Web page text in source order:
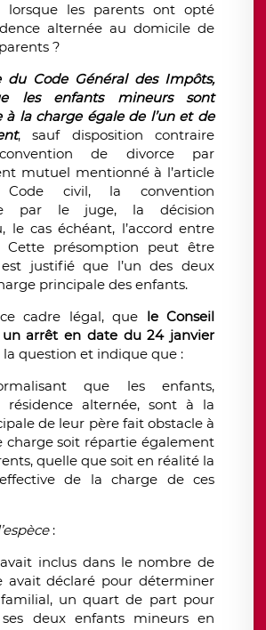
lorsque les parents ont opté
alternée au domicile de
?
du Code Général des Impôts,
les enfants mineurs sont
à la charge égale de l’un et de
, sauf disposition contraire
de divorce par
mutuel mentionné à l’article
civil, la convention
par le juge, la décision
le cas échéant, l’accord entre
Cette présomption peut être
est justifié que l’un des deux
principale des enfants.
cadre légal, que le Conseil
un arrêt en date du 24 janvier
la question et indique que :
que les enfants,
résidence alternée, sont à la
de leur père fait obstacle à
charge soit répartie également
quelle que soit en réalité la
de la charge de ces
:
inclus dans le nombre de
avait déclaré pour déterminer
un quart de part pour
deux enfants mineurs en